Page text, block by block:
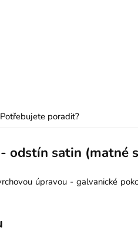
Potřebujete poradit?
odstín satin (matné
úpravou - galvanické